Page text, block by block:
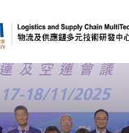
內容（按回車鍵
會
A A